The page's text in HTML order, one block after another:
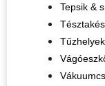
Tepsik &